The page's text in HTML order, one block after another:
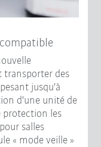
transporter des
jusqu'à
d'une unité de
protection les
salles
« mode veille »